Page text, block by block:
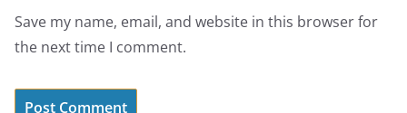
Save my name, email, and website in this browser for
the next time I comment.